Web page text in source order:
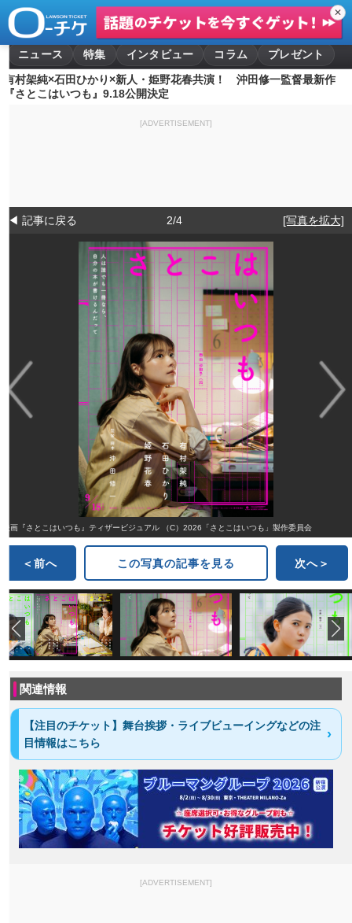
✕
ニュース 特集 インタビュー コラム
プレゼント
有村架純×石田ひかり×新人・姫野花春共演！ 沖田修一監督最新作
『さとこはいつも』9.18公開決定
[ADVERTISEMENT]
◀ 記事に戻る 2/4 [写真を拡大]
映画『さとこはいつも』ティザービジュアル （C）2026「さとこはいつも」製作委員会
＜前へ この写真の記事を見る 次へ＞
関連情報
【注目のチケット】舞台挨拶・ライブビューイングなどの注
目情報はこちら
[ADVERTISEMENT]